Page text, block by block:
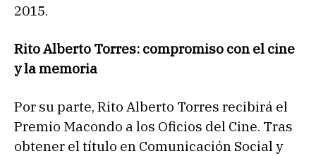
2015.
Rito Alberto Torres: compromiso con el cine
y la memoria
Por su parte, Rito Alberto Torres recibirá el
Premio Macondo a los Oficios del Cine. Tras
obtener el título en Comunicación Social y